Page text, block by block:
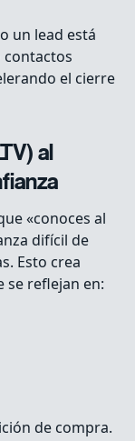
un lead está
contactos
el cierre
al
«conoces al
difícil de
Esto crea
se reflejan en:
de compra.